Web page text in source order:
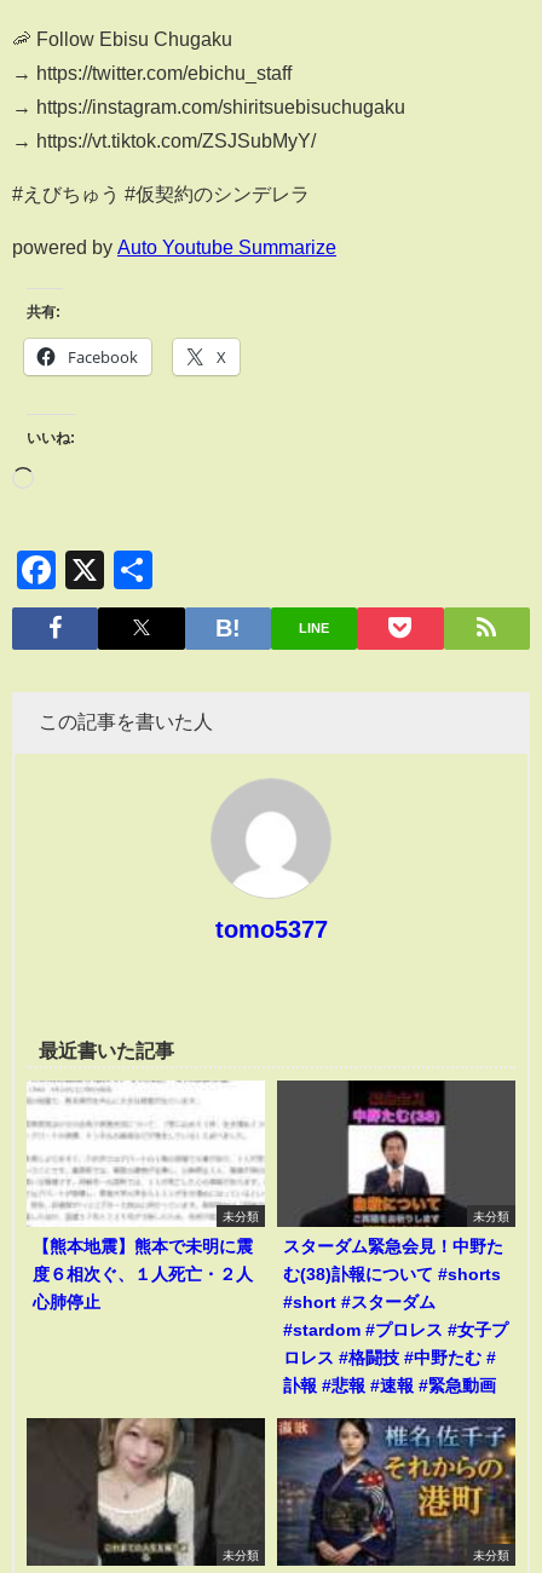
🦐 Follow Ebisu Chugaku
→ https://twitter.com/ebichu_staff
→ https://instagram.com/shiritsuebisuchugaku
→ https://vt.tiktok.com/ZSJSubMyY/
#えびちゅう #仮契約のシンデレラ
powered by Auto Youtube Summarize
共有:
Facebook X
いいね:
Facebook
X
有
LINE
この記事を書いた人
tomo5377
最近書いた記事
未分類
【熊本地震】熊本で未明に震
度６相次ぐ、１人死亡・２人
心肺停止
未分類
スターダム緊急会見！中野た
む(38)訃報について #shorts
#short #スターダム
#stardom #プロレス #女子プ
ロレス #格闘技 #中野たむ #
訃報 #悲報 #速報 #緊急動画
未分類 未分類